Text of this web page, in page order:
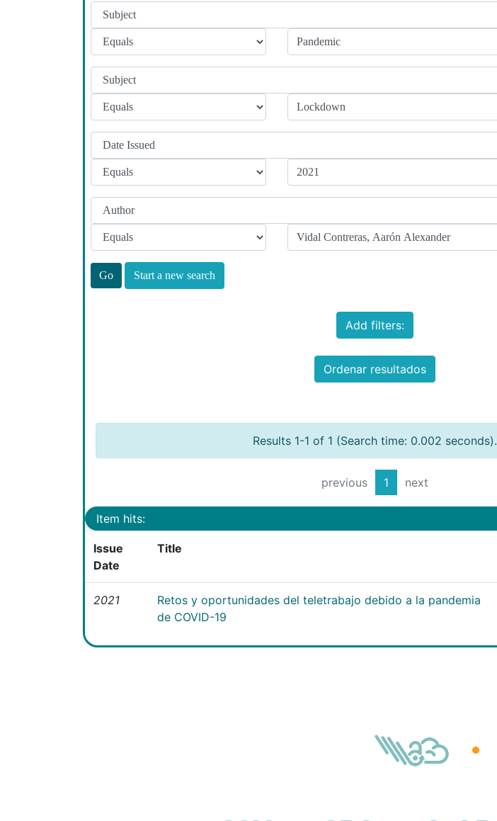
Start a new search
Add filters:
Ordenar resultados
Results 1-1 of 1 (Search time: 0.002 seconds).
previous 1 next
Item hits:
Issue
Date
Title
2021
Retos y oportunidades del teletrabajo debido a la pandemia
de COVID-19